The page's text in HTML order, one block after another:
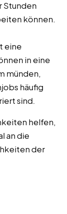
Stunden
können.
eine
in eine
münden,
häufig
sind.
helfen,
an die
der